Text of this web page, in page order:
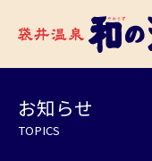
お知らせ
TOPICS